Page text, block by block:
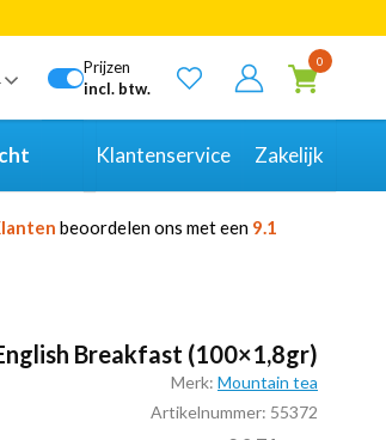
Prijzen
incl. btw.
0
Klantenservice Zakelijk
beoordelen ons met een 9.1
Breakfast (100×1,8gr)
Merk: Mountain tea
Artikelnummer: 55372